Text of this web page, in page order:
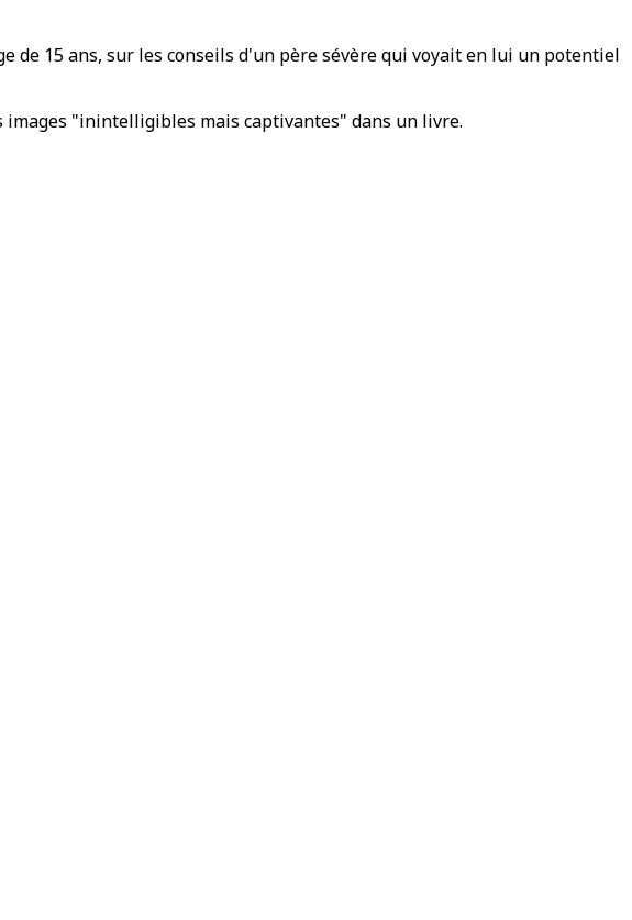
de 15 ans, sur les conseils d'un père sévère qui voyait en lui un potentiel
images "inintelligibles mais captivantes" dans un livre.